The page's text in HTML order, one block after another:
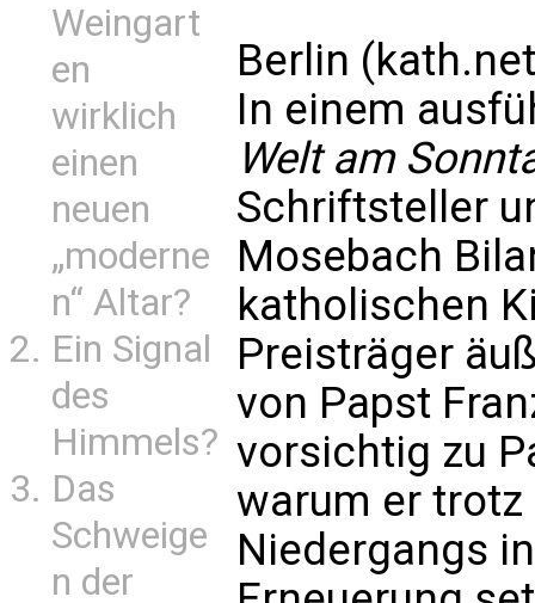
Weingart
en
wirklich
einen
neuen
„moderne
n“ Altar?
Ein Signal
des
Himmels?
Das
Schweige
n der
Berlin
In einem
Welt am
Schriftsteller
Mosebach
katholischen
Preisträger
von Papst
vorsichtig zu
warum er
Niedergangs